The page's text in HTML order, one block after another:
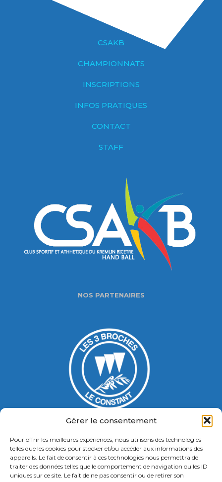
Gérer le consentement
Pour offrir les meilleures expériences, nous utilisons des technologies
telles que les cookies pour stocker et/ou accéder aux informations des
appareils. Le fait de consentir à ces technologies nous permettra de
traiter des données telles que le comportement de navigation ou les ID
uniques sur ce site. Le fait de ne pas consentir ou de retirer son
CSAKB
CHAMPIONNATS
INSCRIPTIONS
INFOS PRATIQUES
CONTACT
STAFF
NOS PARTENAIRES
Gymnase Jacques Ducasse
5 Bd Chastenet de Géry
Contact : 01 46 58 49 88